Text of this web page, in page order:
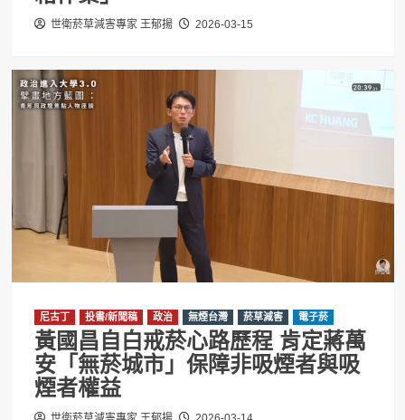
世衛菸草減害專家 王郁揚 2026-03-15
尼古丁 投書/新聞稿 政治 無煙台灣 菸草減害 電子菸
黃國昌自白戒菸心路歷程 肯定蔣萬
安「無菸城市」保障非吸煙者與吸
煙者權益